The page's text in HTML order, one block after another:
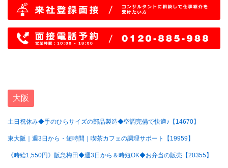
大阪
土日祝休み◆手のひらサイズの部品製造◆空調完備で快適♪【14670】
東大阪｜週3日から・短時間｜喫茶カフェの調理サポート【19959】
《時給1,550円》阪急梅田◆週3日から＆時短OK◆お弁当の販売【20355】